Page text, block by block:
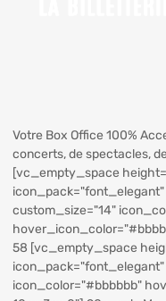
Votre Box Office 100%
concerts, de spectacles,
[vc_empty_space
custom_size="14"
58 [vc_empty_space
icon_color="#bbbbbb"